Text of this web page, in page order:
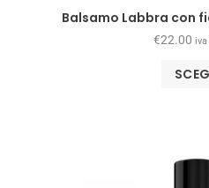
Balsamo Labbra con
€22.00